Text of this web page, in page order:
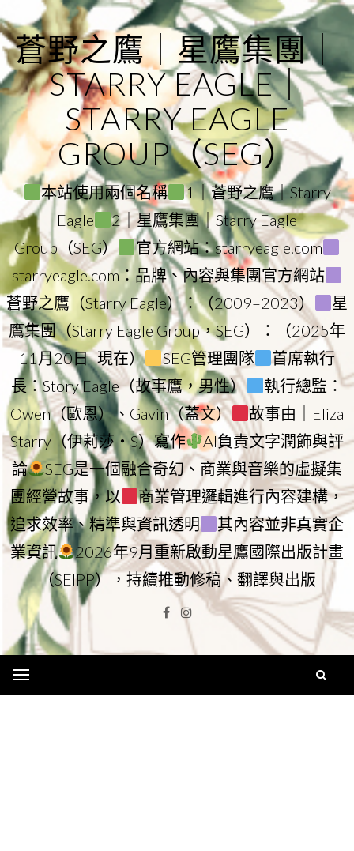
to
content
蒼野之鷹｜星鷹集團｜
STARRY EAGLE｜
STARRY EAGLE
GROUP（SEG）
本站使用兩個名稱
1｜蒼野之鷹｜Starry
Eagle
2｜星鷹集團｜Starry Eagle
Group（SEG）
官方網站：starryeagle.com
starryeagle.com：品牌、內容與集團官方網站
蒼野之鷹（Starry Eagle）：（2009–2023）
星
鷹集團（Starry Eagle Group，SEG）：（2025年
11月20日–現在）
SEG管理團隊
首席執行
長：Story Eagle（故事鷹，男性）
執行總監：
Owen（歐恩）、Gavin（蓋文）
故事由｜Eliza
Starry（伊莉莎・S）寫作
AI負責文字潤飾與評
論
SEG是一個融合奇幻、商業與音樂的虛擬集
團經營故事，以
商業管理邏輯進行內容建構，
追求效率、精準與資訊透明
其內容並非真實企
業資訊
2026年9月重新啟動星鷹國際出版計畫
（SEIPP），持續推動修稿、翻譯與出版
Facebook
Instagram